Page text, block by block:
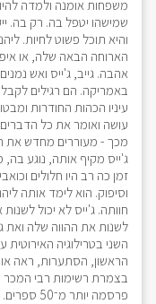
משפחות אומנה ולמדה
שמישהו יטפל בה. רק בה.
והיא תוכל פשוט לחיות.
הארוחה הבאה שלה, או
אהבה. גייב, ג'ייס ואש
באמריקה. הם רגילים
עיניו הכהות החודרות
עושה ואומר את כל הדברים
מכך - מעוררים מחדש את
ג'ייס מקיף אותה, נוגע
זמן כה רב היו חלולים
וסיפוק. הוא לימד אותה
חוותה. ג'ייס לא יכול
לשנות את ההווה שלה
השני בטרילוגיה
הראשון, הסתערות, ראה
בצמרת רשימות רבי המכר של
פרסמה יותר מ־50 ספרים.